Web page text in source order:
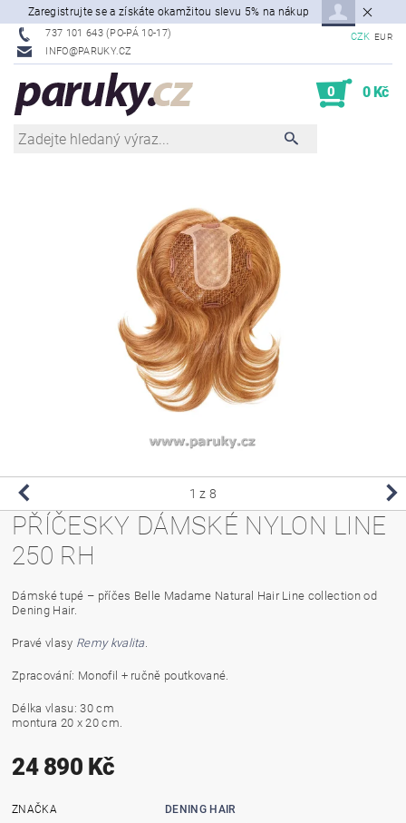
Zaregistrujte se a získáte okamžitou slevu 5% na nákup
737 101 643 (PO-PÁ 10-17)
INFO@PARUKY.CZ
CZK EUR
0 0 Kč
1 z 8
PŘÍČESKY DÁMSKÉ NYLON LINE
250 RH
Dámské tupé – příčes Belle Madame Natural Hair Line collection od
Dening Hair.
Pravé vlasy Remy kvalita.
Zpracování: Monofil + ručně poutkované.
Délka vlasu: 30 cm
montura 20 x 20 cm.
24 890 Kč
ZNAČKA
DENING HAIR